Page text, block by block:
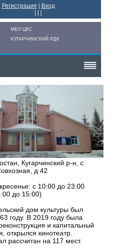
Регистрация
Вход
МБУ ЦКС
КУГАРЧИНСКИЙ РДК
Кугарчинский р-н, с
д 42
с 10:00 до 23:00
до 15:00)
дом культуры был
году. В 2019 году была
и капитальный
открылся кинотеатр.
рассчитан на 117 мест.